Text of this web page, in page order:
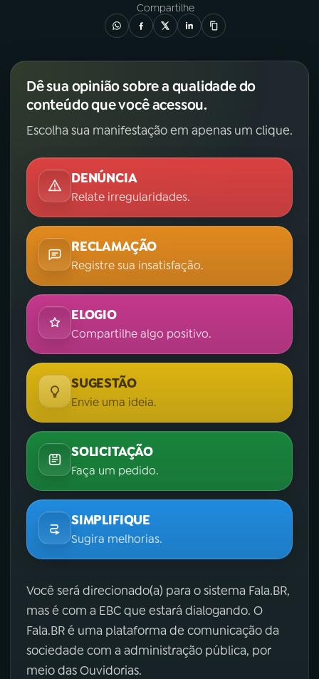
Compartilhe
Dê sua opinião sobre a qualidade do
conteúdo que você acessou.
Escolha sua manifestação em apenas um clique.
DENÚNCIA
Relate irregularidades.
RECLAMAÇÃO
Registre sua insatisfação.
ELOGIO
Compartilhe algo positivo.
SUGESTÃO
Envie uma ideia.
SOLICITAÇÃO
Faça um pedido.
SIMPLIFIQUE
Sugira melhorias.
Você será direcionado(a) para o sistema Fala.BR,
mas é com a EBC que estará dialogando. O
Fala.BR é uma plataforma de comunicação da
sociedade com a administração pública, por
meio das Ouvidorias.